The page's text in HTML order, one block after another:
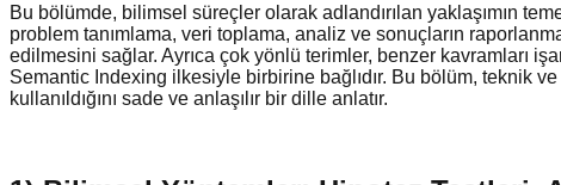
Bu bölümde, bilimsel süreçler olarak adlandırılan yaklaşımın
problem tanımlama, veri toplama, analiz ve sonuçların
edilmesini sağlar. Ayrıca çok yönlü terimler, benzer kavramları
Semantic Indexing ilkesiyle birbirine bağlıdır. Bu bölüm, teknik
kullanıldığını sade ve anlaşılır bir dille anlatır.